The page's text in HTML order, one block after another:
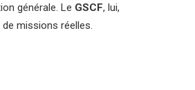
générale. Le GSCF, lui,
missions réelles.